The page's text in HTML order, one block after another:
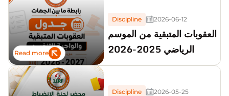
العقوبات المتبقية من الموسم
الرياضي 2025-2026
2026-06-12
Discipline
Read more
2026-05-25
Discipline